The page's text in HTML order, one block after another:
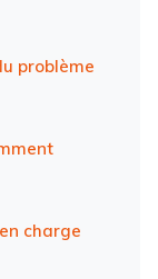
problème
charge